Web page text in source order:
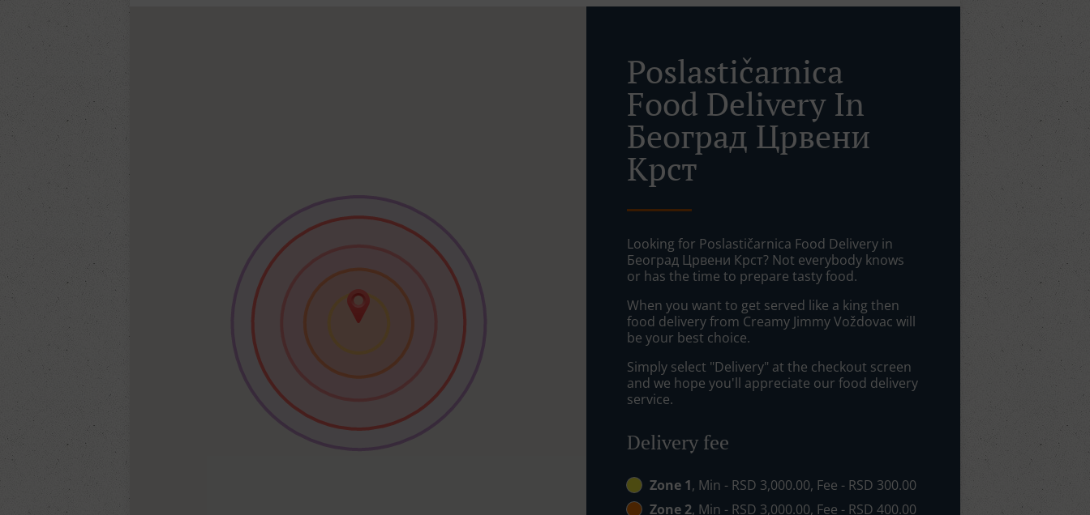
Poslastičarnica
Food Delivery In
Београд Црвени
Крст
Looking for Poslastičarnica Food Delivery in
Београд Црвени Крст? Not everybody knows
or has the time to prepare tasty food.
When you want to get served like a king then
food delivery from Creamy Jimmy Voždovac will
be your best choice.
Simply select "Delivery" at the checkout screen
and we hope you'll appreciate our food delivery
service.
Delivery fee
Zone 1, Min - RSD 3,000.00, Fee - RSD 300.00
Zone 2, Min - RSD 3,000.00, Fee - RSD 400.00